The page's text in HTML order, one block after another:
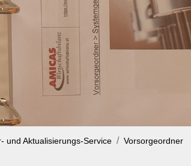
und Aktualisierungs-Service
Vorsorgeordner